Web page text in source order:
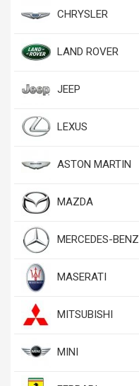
CHRYSLER
LAND ROVER
JEEP
LEXUS
ASTON MARTIN
MAZDA
MERCEDES-BENZ
MASERATI
MITSUBISHI
MINI